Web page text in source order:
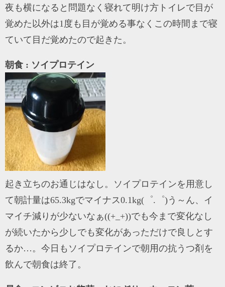
夜も横になると問題なく寝れて明け方トイレで目が
覚めた以外は1度も目が覚める事なくこの時間まで寝
ていて目だ覚めたので起きた。
朝食 : ソイプロテイン
起き立ちのお通じはなし。ソイプロテインを用意し
て朝計量は65.3kgでマイナス0.1kg(゜.゜)う～ん、イ
マイチ減りが少ないなぁ((+_+))でも今まで変化なし
が続いたから少しでも変化があっただけで良しとす
るか…。今日もソイプロテインで朝用の抗うつ剤を
飲んで朝食は終了。